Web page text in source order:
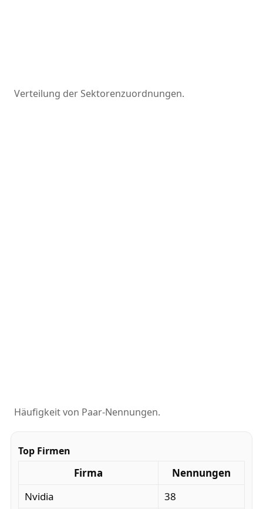
Verteilung der Sektorenzuordnungen.
Häufigkeit von Paar-Nennungen.
Top Firmen
Firma
Nennungen
Nvidia
38